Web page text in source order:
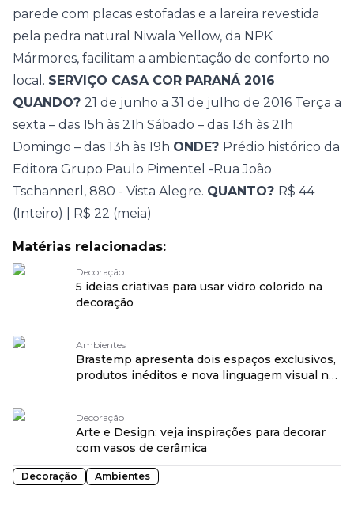
parede com placas estofadas e a lareira revestida
pela pedra natural Niwala Yellow, da NPK
Mármores, facilitam a ambientação de conforto no
local. SERVIÇO CASA COR PARANÁ 2016
QUANDO? 21 de junho a 31 de julho de 2016 Terça a
sexta – das 15h às 21h Sábado – das 13h às 21h
Domingo – das 13h às 19h ONDE? Prédio histórico da
Editora Grupo Paulo Pimentel -Rua João
Tschannerl, 880 - Vista Alegre. QUANTO? R$ 44
(Inteiro) | R$ 22 (meia)
Matérias relacionadas:
Decoração
5 ideias criativas para usar vidro colorido na
decoração
Ambientes
Brastemp apresenta dois espaços exclusivos,
produtos inéditos e nova linguagem visual na
Decoração
Arte e Design: veja inspirações para decorar
com vasos de cerâmica
Decoração Ambientes